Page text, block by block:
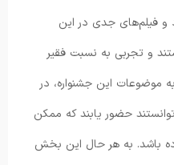
و فیلم‌های جدی در این
و تجربی به نسبت فقیر
موضوعات این جشنواره، در
حضور یابند که ممکن
باشد. به هر حال این بخش